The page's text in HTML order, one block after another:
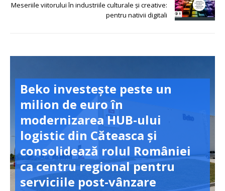
Meseriile viitorului în industriile culturale și creative:
pentru nativii digitali
Beko investește peste un
milion de euro în
modernizarea HUB-ului
logistic din Căteasca și
consolidează rolul României
ca centru regional pentru
serviciile post-vânzare